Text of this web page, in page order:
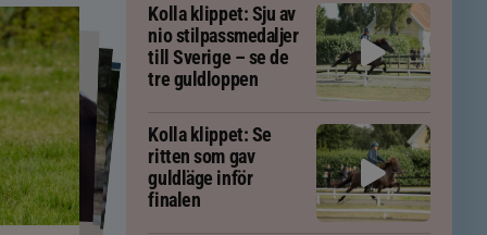
Kolla klippet: Sju av
nio stilpassmedaljer
till Sverige – se de
tre guldloppen
Kolla klippet: Se
ritten som gav
guldläge inför
finalen